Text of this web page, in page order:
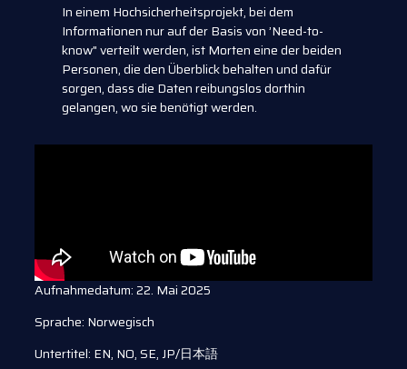
In einem Hochsicherheitsprojekt, bei dem
Informationen nur auf der Basis von ’Need-to-
know" verteilt werden, ist Morten eine der beiden
Personen, die den Überblick behalten und dafür
sorgen, dass die Daten reibungslos dorthin
gelangen, wo sie benötigt werden.
Aufnahmedatum: 22. Mai 2025
Sprache: Norwegisch
Untertitel: EN, NO, SE, JP/日本語